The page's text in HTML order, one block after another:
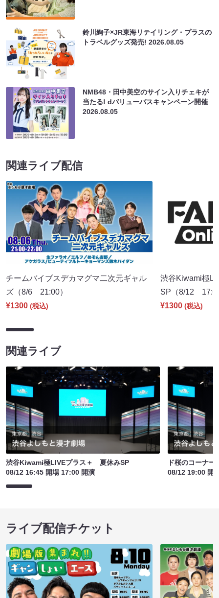
鈴川絢子×JR東海リテイリング・プラスの
トラベルグッズ発売!2026.08.05
NMB48・田中美空のサイン入りチェキが
当たる! dバリューパスキャンペーン開催
2026.08.05
関連ライブ配信
チームバイブスデカマグマ二次元ギャル
ズ（8/6 21:00）
¥1300 (税込)
渋谷Kiwami極
SP（8/12
¥1300 (税込)
関連ライブ
渋谷Kiwami極LIVEプラス＋ 夏休みSP
08/12 16:45 開場 17:00 開演
ド桜のコーナ
08/12 19:00 開
ライブ配信チケット